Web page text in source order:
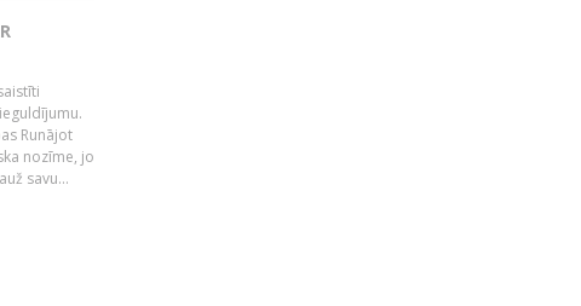
Runājot
nozīme, jo
savu...